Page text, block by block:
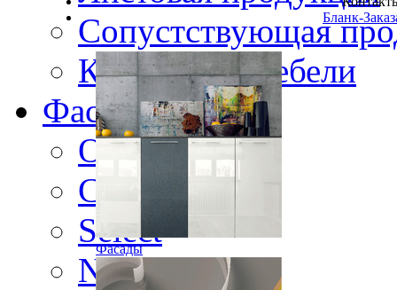
Бланк-
Фасады
Сопустствующая
Комплекты мебели
Фасады
Original
Contour
Select
Nature